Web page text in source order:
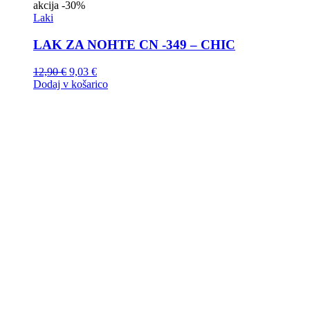
akcija -30%
Laki
LAK ZA NOHTE CN -349 – CHIC
12,90€ 9,03 €
Dodaj v košarico